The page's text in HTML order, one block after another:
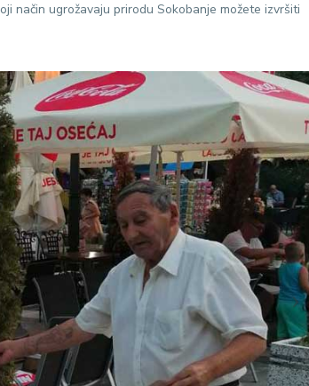
način ugrožavaju prirodu Sokobanje možete izvršiti